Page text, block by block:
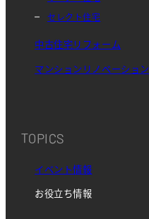
セレクト住宅
中古住宅リフォーム
マンションリノベーション
TOPICS
イベント情報
お役立ち情報